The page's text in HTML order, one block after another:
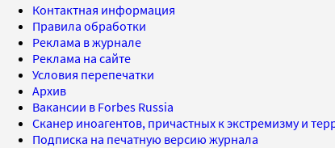
Контактная информация
Правила обработки
Реклама в журнале
Реклама на сайте
Условия перепечатки
Архив
Вакансии в Forbes Russia
Сканер иноагентов, причастных к экстремизму и
Подписка на печатную версию журнала